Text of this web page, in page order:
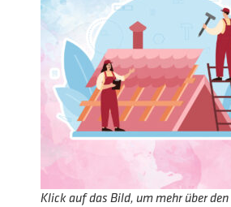
Klick auf das Bild, um mehr über